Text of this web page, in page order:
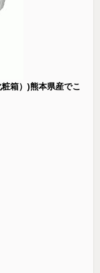
箱）)熊本県産でこ